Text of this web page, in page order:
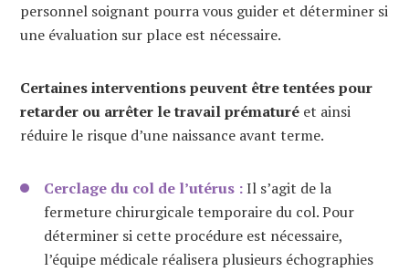
personnel soignant pourra vous guider et déterminer si
une évaluation sur place est nécessaire.
Certaines interventions peuvent être tentées pour
retarder ou arrêter le travail prématuré et ainsi
réduire le risque d’une naissance avant terme.
Cerclage du col de l’utérus :Il s’agit de la
fermeture chirurgicale temporaire du col. Pour
déterminer si cette procédure est nécessaire,
l’équipe médicale réalisera plusieurs échographies